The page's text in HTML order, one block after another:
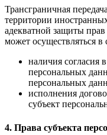
Трансграничная
территории
адекватной защиты
может осуществляться в
наличия согласия
персональных
персональных
исполнения
субъект
4. Права субъекта